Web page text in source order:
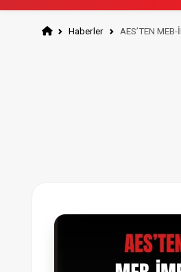
Haberler AES’TEN